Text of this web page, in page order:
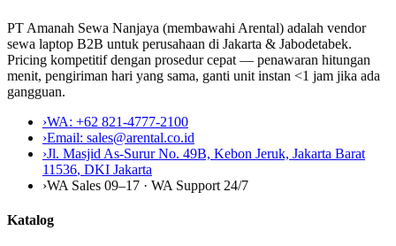
PT Amanah Sewa Nanjaya (membawahi Arental) adalah vendor
sewa laptop B2B untuk perusahaan di Jakarta & Jabodetabek.
Pricing kompetitif dengan prosedur cepat — penawaran hitungan
menit, pengiriman hari yang sama, ganti unit instan <1 jam jika ada
gangguan.
›WA: +62 821-4777-2100
›Email: sales@arental.co.id
›Jl. Masjid As-Surur No. 49B, Kebon Jeruk, Jakarta Barat
11536, DKI Jakarta
›WA Sales 09–17 · WA Support 24/7
Katalog